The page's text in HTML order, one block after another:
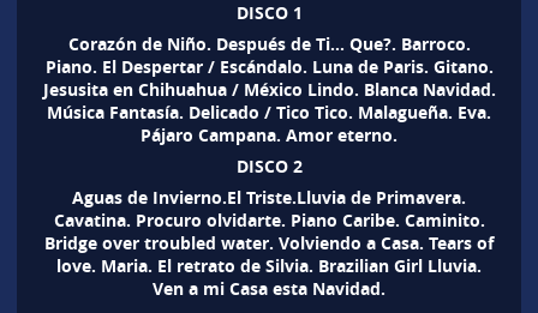
DISCO 1
Corazón de Niño. Después de Ti… Que?. Barroco.
Piano. El Despertar / Escándalo. Luna de Paris. Gitano.
Jesusita en Chihuahua / México Lindo. Blanca Navidad.
Música Fantasía. Delicado / Tico Tico. Malagueña. Eva.
Pájaro Campana. Amor eterno.
DISCO 2
Aguas de Invierno.El Triste.Lluvia de Primavera.
Cavatina. Procuro olvidarte. Piano Caribe. Caminito.
Bridge over troubled water. Volviendo a Casa. Tears of
love. Maria. El retrato de Silvia. Brazilian Girl Lluvia.
Ven a mi Casa esta Navidad.